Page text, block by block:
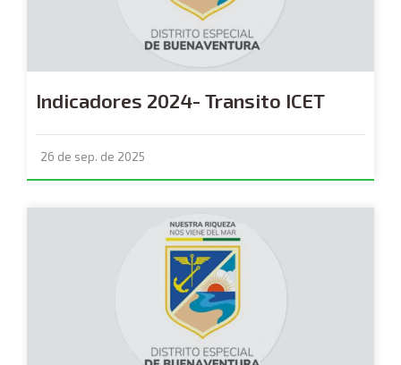
Indicadores 2024- Transito ICET
26 de sep. de 2025